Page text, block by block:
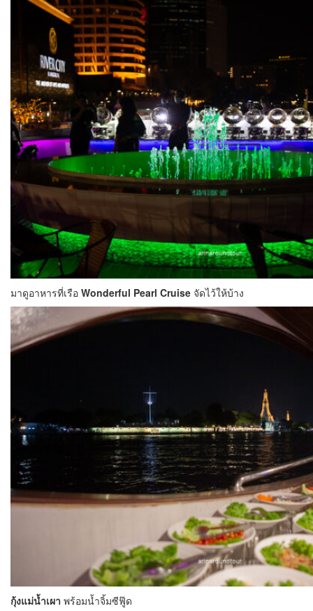
มาดูอาหารที่เรือ Wonderful Pearl Cruise จัดไว้ให้บ้าง
กุ้งแม่น้ำเผา พร้อมน้ำจิ้มซีฟู๊ด